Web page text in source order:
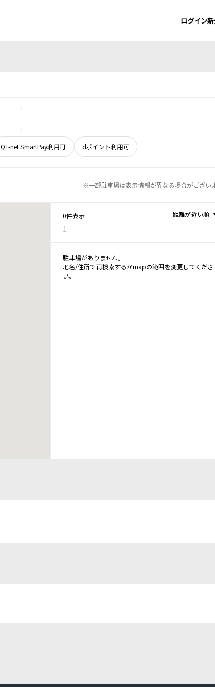
ログイン
QT-net SmartPay利用可 dポイント利用可
※一部駐車場は表示情報が異なる場合がござい
0件表示
1
距離が近い順
駐車場がありません。
地名/住所で再検索するかmapの範囲を変更してくださ
い。